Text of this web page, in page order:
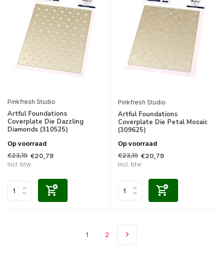
Pinkfresh Studio
Artful Foundations
Coverplate Die Dazzling
Diamonds (310525)
Op voorraad
€23,19 €20,79
Incl. btw
Pinkfresh Studio
Artful Foundations
Coverplate Die Petal Mosaic
(309625)
Op voorraad
€23,19 €20,79
Incl. btw
1 2